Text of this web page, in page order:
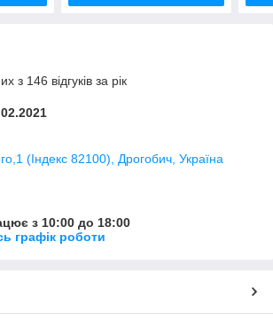
з 146 відгуків за рік
(Індекс 82100), Дрогобич, Україна
з 10:00 до 18:00
графік роботи